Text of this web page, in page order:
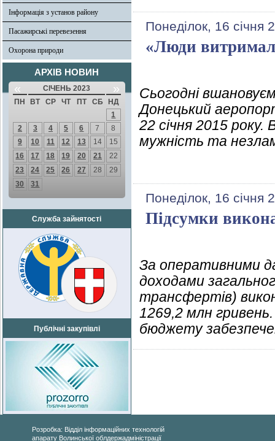
Інформація з установ району
Пасажирські перевезення
Охорона природи
АРХІВ НОВИН
« СІЧЕНЬ 2023 »
ПН ВТ СР ЧТ ПТ СБ
НД
1
2
3 4 5 6 7
8
9
10 11 12 13 14
15
16
17 18 19 20 21
22
23
24 25 26 27 28
29
30
31
Служба зайнятості
Публічні закупівлі
Понеділок, 16 січня
«Люди
Сьогодні
Донецький
22 січня 2015 року.
мужність та
Понеділок, 16 січня
Підсумки
За оперативними
доходами
трансфертів)
1269,2 млн
бюджету
Розробка: Відділ інформаційних технологій
апарату Волинської облдержадміністрації